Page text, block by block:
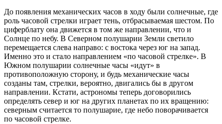
До появления механических часов в ходу были солнечные, где
роль часовой стрелки играет тень, отбрасываемая шестом. По
циферблату она движется в том же направлении, что и
Солнце по небу. В Северном полушарии Земли светило
перемещается слева направо: с востока через юг на запад.
Именно это и стало направлением «по часовой стрелке». В
Южном полушарии солнечные часы «идут» в
противоположную сторону, и будь механические часы
созданы там, стрелки, вероятно, двигались бы в другом
направлении. Кстати, астрономы теперь договорились
определять север и юг на других планетах по их вращению:
северным считается то полушарие, где небо поворачивается
по часовой стрелке.